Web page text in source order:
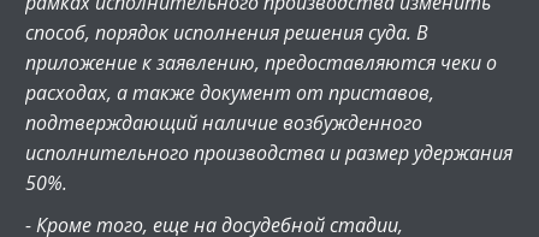
способ, порядок исполнения решения суда. В
приложение к заявлению, предоставляются чеки о
расходах, а также документ от приставов,
подтверждающий наличие возбужденного
исполнительного производства и размер удержания
50%.
- Кроме того, еще на досудебной стадии,